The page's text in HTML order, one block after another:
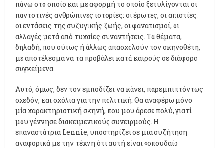
πάνω στο οποίο και με αφορμή το οποίο ξετυλίγονται οι
παντοτινές ανθρώπινες ιστορίες: οι έρωτες, οι απιστίες,
οι εντάσεις της συζυγικής ζωής, οι φανατισμοί, οι
αλλαγές μετά από τυχαίες συναντήσεις. Τα θέματα,
δηλαδή, που ούτως ή άλλως απασχολούν τον σκηνοθέτη,
με αποτέλεσμα να τα προβάλει κατά καιρούς σε διάφορα
συγκείμενα.
Αυτό, όμως, δεν τον εμποδίζει να κάνει, παρεμπιπτόντως
σχεδόν, και σχόλια για την πολιτική. Θα αναφέρω μόνο
μία χαρακτηριστική σκηνή, που μου άρεσε πολύ, γιατί
μου γέννησε διακειμενικούς συνειρμούς. Η
επαναστάτρια Lennie, υποστηρίζει σε μια συζήτηση
αναφορικά με την τέχνη ότι αυτή είναι «σπουδαίο